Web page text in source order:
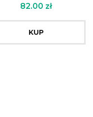
82.00 zł
KUP